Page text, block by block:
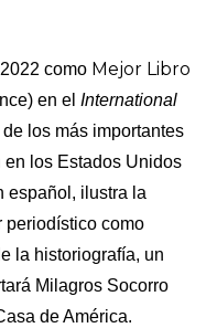
como Mejor Libro
en elInternational
de los más importantes
en los Estados Unidos
español, ilustra la
periodístico como
la historiografía, un
Milagros Socorro
de América.